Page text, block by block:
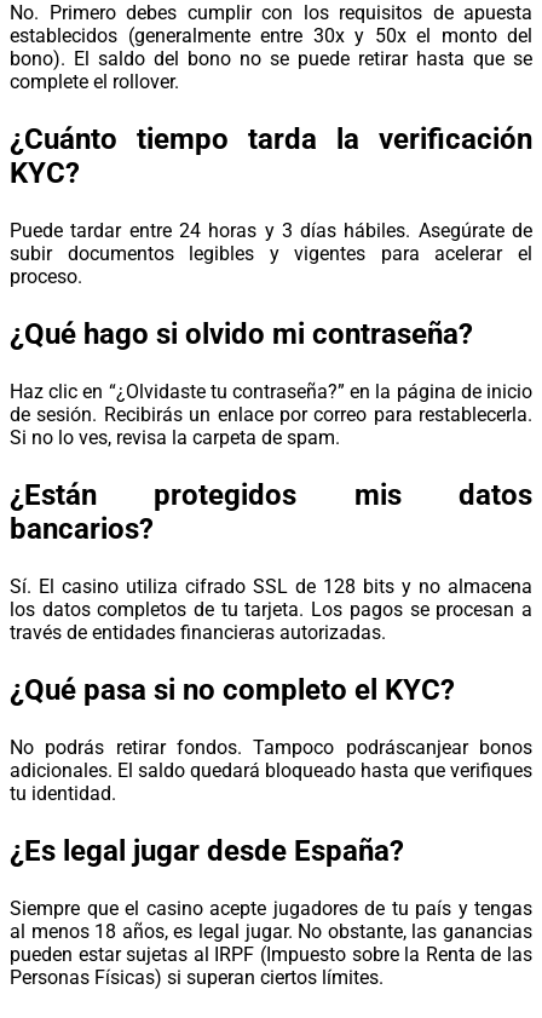
No. Primero debes cumplir con los requisitos de apuesta
establecidos (generalmente entre 30x y 50x el monto del
bono). El saldo del bono no se puede retirar hasta que se
complete el rollover.
¿Cuánto tiempo tarda la verificación
KYC?
Puede tardar entre 24 horas y 3 días hábiles. Asegúrate de
subir documentos legibles y vigentes para acelerar el
proceso.
¿Qué hago si olvido mi contraseña?
Haz clic en “¿Olvidaste tu contraseña?” en la página de inicio
de sesión. Recibirás un enlace por correo para restablecerla.
Si no lo ves, revisa la carpeta de spam.
¿Están protegidos mis datos
bancarios?
Sí. El casino utiliza cifrado SSL de 128 bits y no almacena
los datos completos de tu tarjeta. Los pagos se procesan a
través de entidades financieras autorizadas.
¿Qué pasa si no completo el KYC?
No podrás retirar fondos. Tampoco podráscanjear bonos
adicionales. El saldo quedará bloqueado hasta que verifiques
tu identidad.
¿Es legal jugar desde España?
Siempre que el casino acepte jugadores de tu país y tengas
al menos 18 años, es legal jugar. No obstante, las ganancias
pueden estar sujetas al IRPF (Impuesto sobre la Renta de las
Personas Físicas) si superan ciertos límites.